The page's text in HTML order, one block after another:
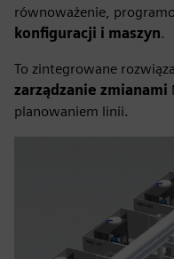
równoważenie,
konfiguracji i maszyn.
To zintegrowane
zarządzanie zmianami
planowaniem linii.